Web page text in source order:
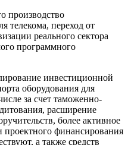
производство
телекома, переход от
реального сектора
программного
инвестиционной
оборудования для
за счет таможенно-
расширение
более активное
проектного финансирования
а также средств